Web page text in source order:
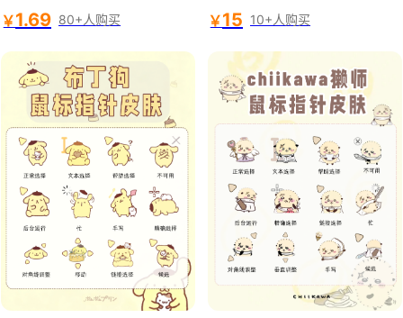
￥1.69 80+人购买
￥15 10+人购买